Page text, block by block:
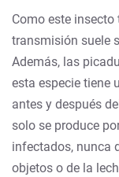
Como este
transmisión suele
Además, las
esta especie tiene
antes y después
solo se produce
infectados, nunca
objetos o de la